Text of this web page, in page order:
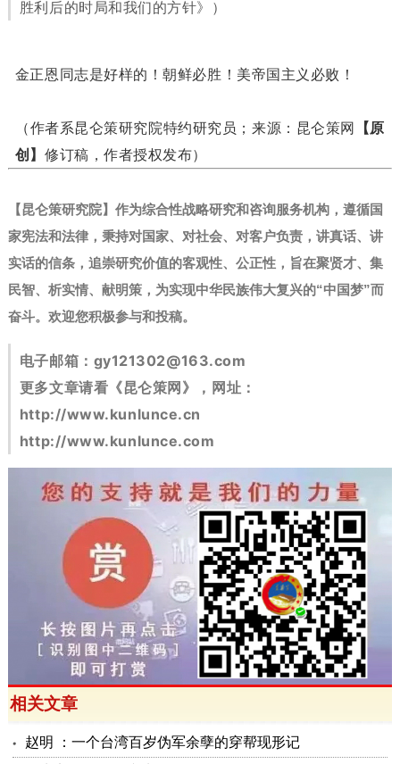
胜利后的时局和我们的方针》）
金正恩同志是好样的！朝鲜必胜！美帝国主义必败！
（作者系昆仑策研究院特约研究员；来源：昆仑策网 【原
创】修订稿，作者授权发布）
【昆仑策研究院】作为综合性战略研究和咨询服务机构，遵循国
家宪法和法律，秉持对国家、对社会、对客户负责，讲真话、讲
实话的信条，追崇研究价值的客观性、公正性，旨在聚贤才、集
民智、析实情、献明策，为实现中华民族伟大复兴的“中国梦”而
奋斗。 欢迎您积极参与和投稿。
电子邮箱： gy121302@163.com
更多文章请看《昆仑策网》，网址：
http://www.kunlunce.cn
http://www.kunlunce.com
相关文章
赵明 ：一个台湾百岁伪军余孽的穿帮现形记